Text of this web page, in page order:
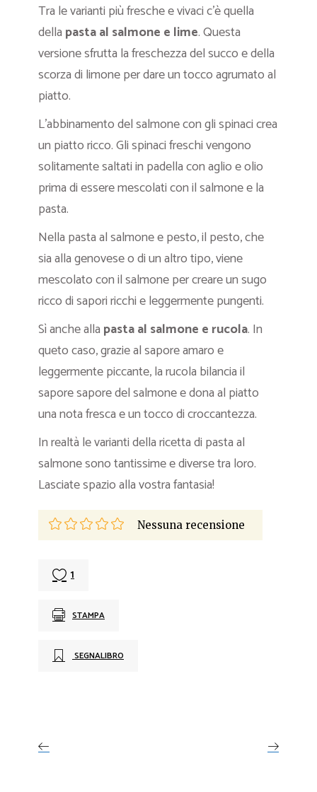
Tra le varianti più fresche e vivaci c’è quella
della pasta al salmone e lime. Questa
versione sfrutta la freschezza del succo e della
scorza di limone per dare un tocco agrumato al
piatto.
L’abbinamento del salmone con gli spinaci crea
un piatto ricco. Gli spinaci freschi vengono
solitamente saltati in padella con aglio e olio
prima di essere mescolati con il salmone e la
pasta.
Nella pasta al salmone e pesto, il pesto, che
sia alla genovese o di un altro tipo, viene
mescolato con il salmone per creare un sugo
ricco di sapori ricchi e leggermente pungenti.
Sì anche alla pasta al salmone e rucola. In
queto caso, grazie al sapore amaro e
leggermente piccante, la rucola bilancia il
sapore sapore del salmone e dona al piatto
una nota fresca e un tocco di croccantezza.
In realtà le varianti della ricetta di pasta al
salmone sono tantissime e diverse tra loro.
Lasciate spazio alla vostra fantasia!
Nessuna recensione
1
STAMPA
SEGNALIBRO